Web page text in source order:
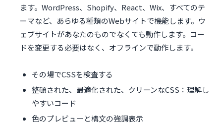
ます。WordPress、Shopify、React、Wix、すべてのテ
ーマなど、あらゆる種類のWebサイトで機能します。ウ
ェブサイトがあなたのものでなくても動作します。コー
ドを変更する必要はなく、オフラインで動作します。
その場でCSSを検査する
整頓された、最適化された、クリーンなCSS：理解し
やすいコード
色のプレビューと構文の強調表示